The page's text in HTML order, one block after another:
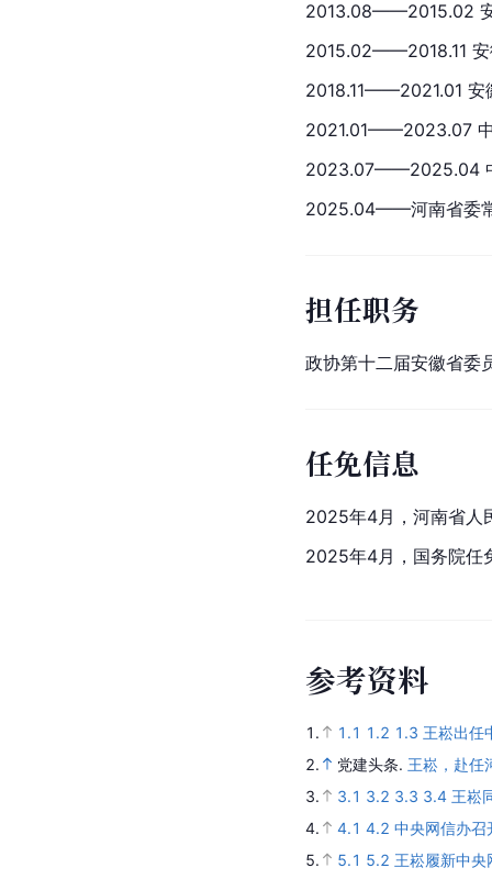
2013.08——2015.02 安
2015.02——2018.11 安
2018.11——2021.01 安
2021.01——2023.07 中
2023.07——2025.04 中
2025.04——河南省委
担任职务
政协第十二届安徽省委
任免信息
2025年4月，河南省人
2025年4月，国务院任
参考资料
1. 1.1 1.2 1.3 王崧出任
2.
党建头条. 王崧，赴任
3.
3.1 3.2 3.3 3.4 王崧
4.
4.1 4.2 中央网信办召
5.
5.1 5.2 王崧履新中